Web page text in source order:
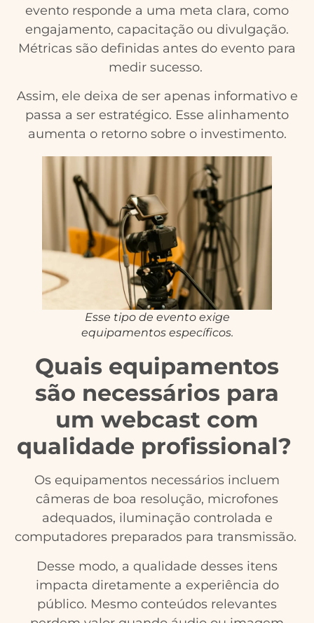
evento responde a uma meta clara, como
engajamento, capacitação ou divulgação.
Métricas são definidas antes do evento para
medir sucesso.
Assim, ele deixa de ser apenas informativo e
passa a ser estratégico. Esse alinhamento
aumenta o retorno sobre o investimento.
Esse tipo de evento exige
equipamentos específicos.
Quais equipamentos
são necessários para
um webcast com
qualidade profissional?
Os equipamentos necessários incluem
câmeras de boa resolução, microfones
adequados, iluminação controlada e
computadores preparados para transmissão.
Desse modo, a qualidade desses itens
impacta diretamente a experiência do
público. Mesmo conteúdos relevantes